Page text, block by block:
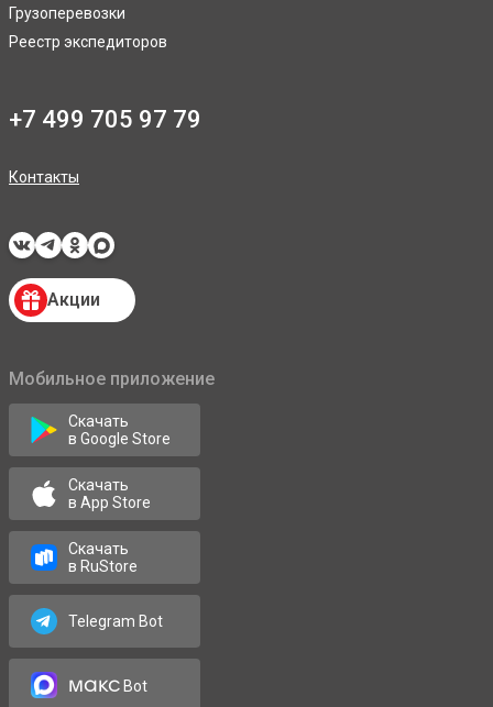
Грузоперевозки
Реестр экспедиторов
+7 499 705 97 79
Контакты
Акции
Мобильное приложение
Скачать
в Google Store
Скачать
в App Store
Скачать
в RuStore
Telegram Bot
максBot